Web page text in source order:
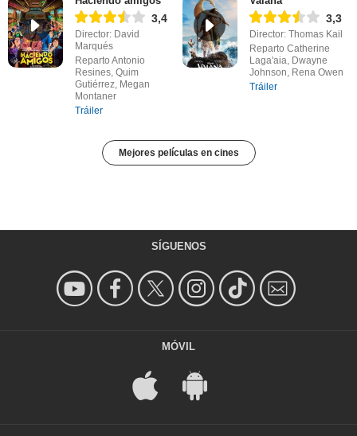
3,4
Director: David
Marqués
Reparto Antonio
Resines, Quim
Gutiérrez, Megan
Montaner
Tráiler
3,3
Director: Thomas Kail
Reparto Catherine
Laga'aia, Dwayne
Johnson, Rena Owen
Tráiler
Mejores películas en cines
SÍGUENOS
MÓVIL